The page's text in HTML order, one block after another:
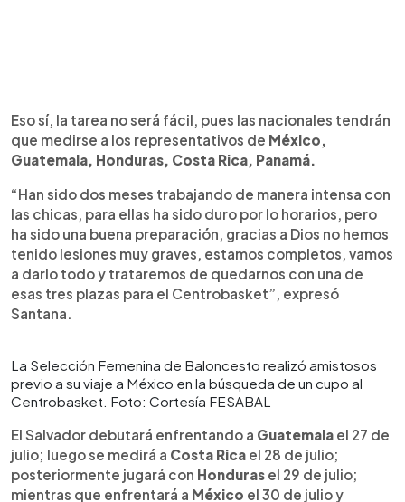
Eso sí, la tarea no será fácil, pues las nacionales tendrán
que medirse a los representativos de México,
Guatemala, Honduras, Costa Rica, Panamá.
“Han sido dos meses trabajando de manera intensa con
las chicas, para ellas ha sido duro por lo horarios, pero
ha sido una buena preparación, gracias a Dios no hemos
tenido lesiones muy graves, estamos completos, vamos
a darlo todo y trataremos de quedarnos con una de
esas tres plazas para el Centrobasket”, expresó
Santana.
La Selección Femenina de Baloncesto realizó amistosos
previo a su viaje a México en la búsqueda de un cupo al
Centrobasket. Foto: Cortesía FESABAL
El Salvador debutará enfrentando a Guatemala el 27 de
julio; luego se medirá a Costa Rica el 28 de julio;
posteriormente jugará con Honduras el 29 de julio;
mientras que enfrentará a México el 30 de julio y